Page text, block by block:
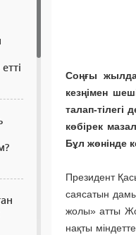
Соңғы
кезңімен
талап-
көбірек
Бұл жөнінде
Президент
саясатын
жолы» атты
нақты